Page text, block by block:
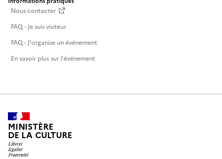
Nous contacter
FAQ - Je suis visiteur
FAQ - J'organise un événement
En savoir plus sur l'événement
MINISTÈRE
DE LA CULTURE